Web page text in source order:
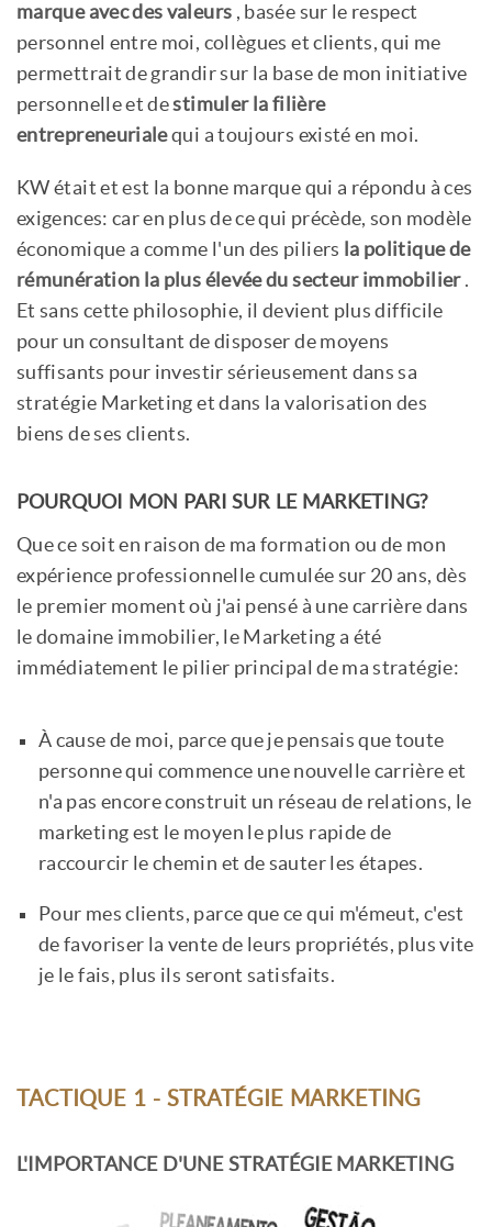
marque avec des valeurs , basée sur le respect
personnel entre moi, collègues et clients, qui me
permettrait de grandir sur la base de mon initiative
personnelle et destimuler la filière
entrepreneurialequi a toujours existé en moi.
KW était et est la bonne marque qui a répondu à ces
exigences: car en plus de ce qui précède, son modèle
économique a comme l'un des piliers la politique de
rémunération la plus élevée du secteur immobilier.
Et sans cette philosophie, il devient plus difficile
pour un consultant de disposer de moyens
suffisants pour investir sérieusement dans sa
stratégie Marketing et dans la valorisation des
biens de ses clients.
POURQUOI MON PARI SUR LE MARKETING?
Que ce soit en raison de ma formation ou de mon
expérience professionnelle cumulée sur 20 ans, dès
le premier moment où j'ai pensé à une carrière dans
le domaine immobilier, le Marketing a été
immédiatement le pilier principal de ma stratégie:
À cause de moi, parce que je pensais que toute
personne qui commence une nouvelle carrière et
n'a pas encore construit un réseau de relations, le
marketing est le moyen le plus rapide de
raccourcir le chemin et de sauter les étapes.
Pour mes clients, parce que ce qui m'émeut, c'est
de favoriser la vente de leurs propriétés, plus vite
je le fais, plus ils seront satisfaits.
TACTIQUE 1 - STRATÉGIE MARKETING
L'IMPORTANCE D'UNE STRATÉGIE MARKETING